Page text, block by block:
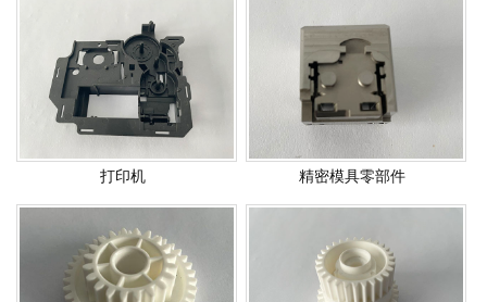
打印机 精密模具零部件